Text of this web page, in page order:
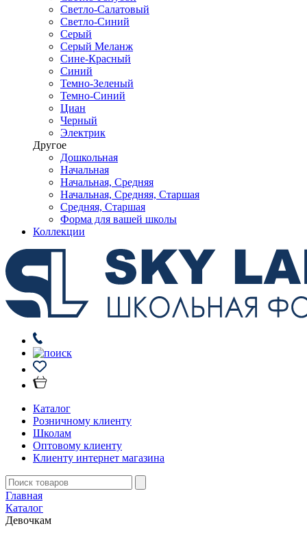
Светло-Салатовый
Светло-Синий
Серый
Серый Меланж
Сине-Красный
Синий
Темно-Зеленый
Темно-Синий
Циан
Черный
Электрик
Другое
Дошкольная
Начальная
Начальная, Средняя
Начальная, Средняя, Старшая
Средняя, Старшая
Форма для вашей школы
Коллекции
Каталог
Розничному клиенту
Школам
Оптовому клиенту
Клиенту интернет магазина
Главная
Каталог
Девочкам